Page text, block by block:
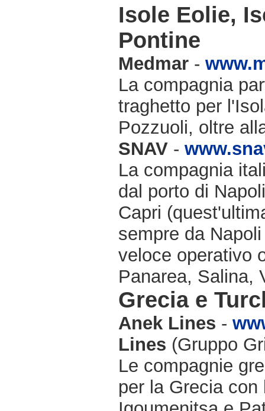
Isole Eolie,
Pontine
Medmar -
La compagnia
traghetto per
Pozzuoli, oltre
SNAV -
La compagnia
dal porto di
Capri
sempre da
veloce operativo
Panarea, Salina,
Grecia e
Anek Lines -
Lines (Gruppo
Le compagnie
per la Grecia